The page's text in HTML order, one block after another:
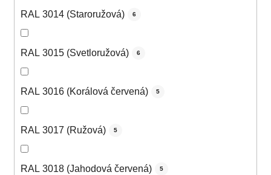
RAL 3014 (Staroružová) 6
RAL 3015 (Svetloružová) 6
RAL 3016 (Korálová červená) 5
RAL 3017 (Ružová) 5
RAL 3018 (Jahodová červená) 5